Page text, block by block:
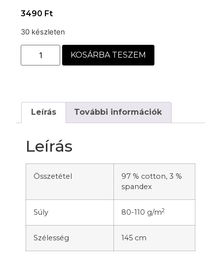
3490 Ft
30 készleten
KOSÁRBA TESZEM
Leírás További információk
Leírás
Összetétel
97 % cotton, 3 %
spandex
Súly 80-110 g/m2
Szélesség 145 cm